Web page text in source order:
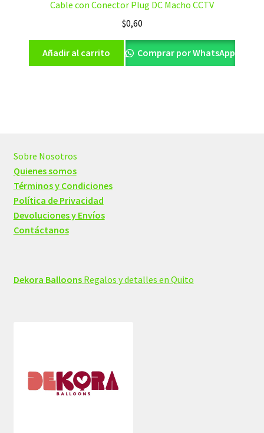
Cable con Conector Plug DC Macho CCTV
$0,60
Añadir al carrito Comprar por WhatsApp
Sobre Nosotros
Quienes somos
Términos y Condiciones
Política de Privacidad
Devoluciones y Envíos
Contáctanos
Dekora BalloonsRegalos y detalles en Quito